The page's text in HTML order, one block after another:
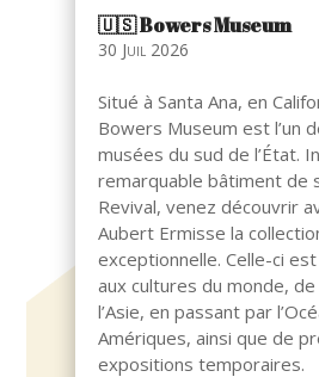
🇺🇸​ Bowers Museum
30 Juil 2026
Situé à Santa Ana, en
Bowers Museum est l’un
musées du sud de l’État.
remarquable bâtiment de
Revival, venez découvrir
Aubert Ermisse la
exceptionnelle. Celle-ci
aux cultures du monde, de
l’Asie, en passant par
Amériques, ainsi que de
expositions temporaires.